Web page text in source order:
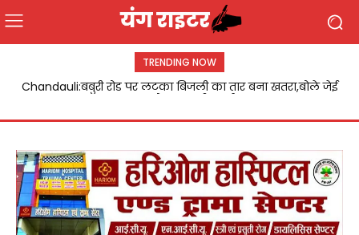
TRENDING NOW
Chandauli:बबुरी रोड पर लटका बिजली का तार बना खतरा,बोले जेई